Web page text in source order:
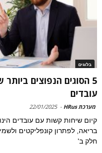
בלוגים
5 הסוגים הנפוצים
עובדים
מערכת HRus -
22/01/2025
קיום שיחות קשות עם עובדים
בריאה, לפתרון קונפליקטים
חלק ב'